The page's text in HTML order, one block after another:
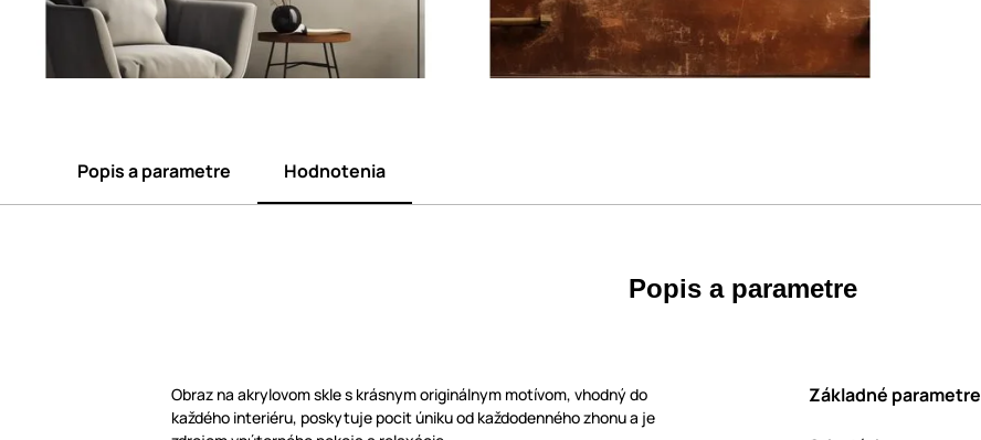
Popis a parametre Hodnotenia
Popis a parametre
Obraz na akrylovom skle s krásnym originálnym motívom, vhodný do
každého interiéru, poskytuje pocit úniku od každodenného zhonu a je
Základné parametre